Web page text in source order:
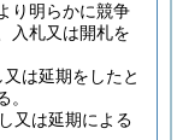
り明らかに競争
入札又は開札を
は延期をしたと
又は延期による